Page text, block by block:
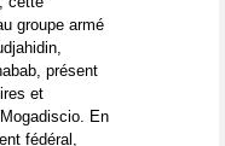
groupe armé
présent
et
En
fédéral,